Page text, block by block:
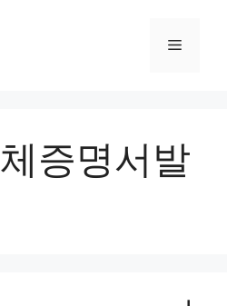
메
증명서발